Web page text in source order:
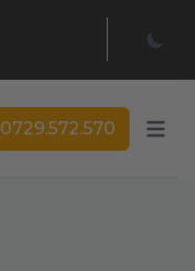
0729.572.570 Open